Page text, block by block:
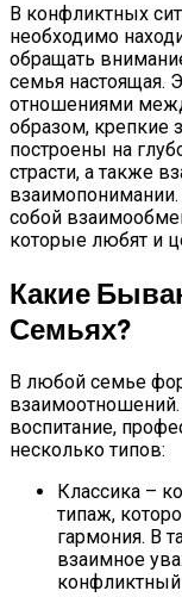
В конфликтных
необходимо
обращать
семья настоящая.
отношениями
образом, крепкие
построены на
страсти, а также
взаимопонимании.
собой
которые любят и
Какие
Семьях?
В любой семье
воспитание,
несколько типов:
Классика –
типаж,
гармония. В
взаимное
конфликтный